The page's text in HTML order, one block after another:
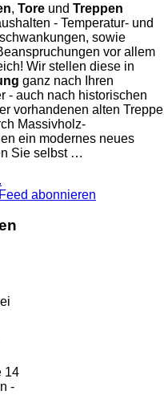
, Tore und Treppen
- Temperatur- und
sowie
vor allem
Wir stellen diese in
ganz nach Ihren
- auch nach historischen
vorhandenen alten Treppe
Massivholz-
ein modernes neues
Sie selbst …
abonnieren
14
-